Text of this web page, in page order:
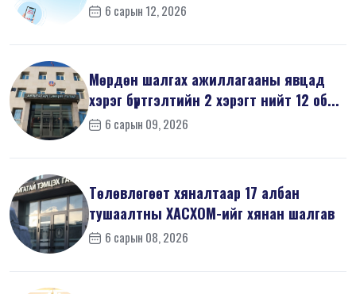
6 сарын 12, 2026
Мөрдөн шалгах ажиллагааны явцад
хэрэг бүртгэлтийн 2 хэрэгт нийт 12 об...
6 сарын 09, 2026
Төлөвлөгөөт хяналтаар 17 албан
тушаалтны ХАСХОМ-ийг хянан шалгав
6 сарын 08, 2026